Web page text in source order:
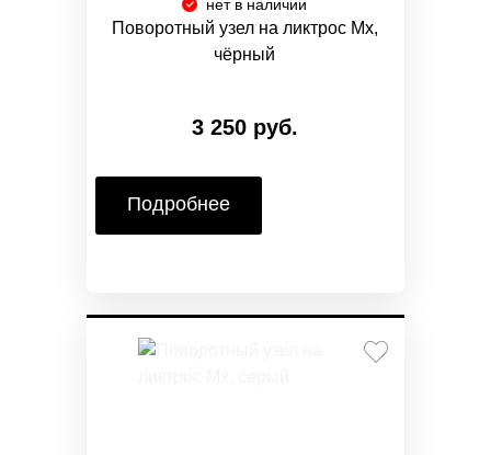
нет в наличии
Поворотный узел на ликтрос Mx,
чёрный
3 250 руб.
Подробнее